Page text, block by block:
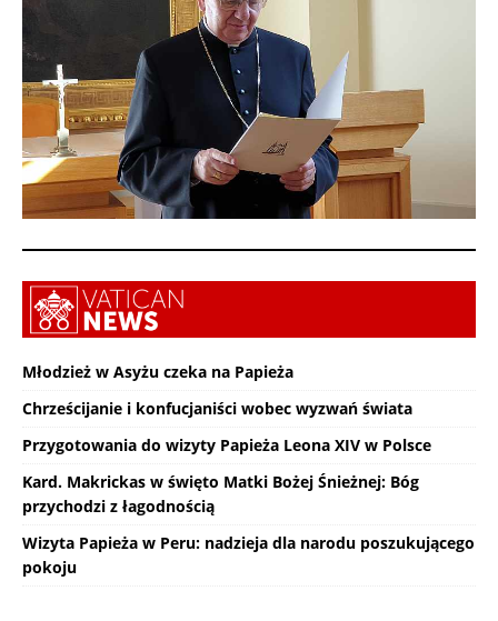
Młodzież w Asyżu czeka na Papieża
Chrześcijanie i konfucjaniści wobec wyzwań świata
Przygotowania do wizyty Papieża Leona XIV w Polsce
Kard. Makrickas w święto Matki Bożej Śnieżnej: Bóg
przychodzi z łagodnością
Wizyta Papieża w Peru: nadzieja dla narodu poszukującego
pokoju